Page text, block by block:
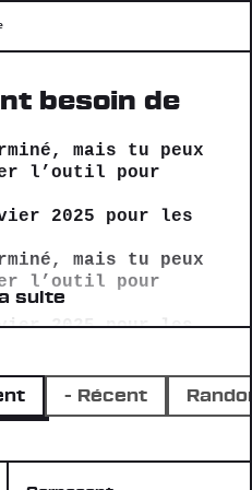
besoin de
mais tu peux
l’outil pour
2025 pour les
mais tu peux
l’outil pour
2025 pour les
les
les créatifs. Elle
derrière chaque
suite
- Récent